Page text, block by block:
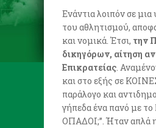
Ενάντια λοιπόν σε
του αθλητισμού,
και νομικά. Έτσι, την
δικηγόρων, αίτηση
Επικρατείας.
και στο εξής σε
παράλογο και
γήπεδα ένα πανό
ΟΠΑΔΟΙ;”. Ήταν απλά η